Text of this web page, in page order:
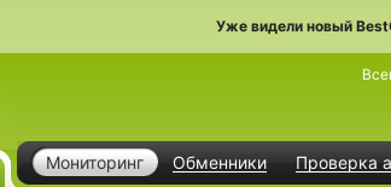
Уже видели новый
Мониторинг Обменники Проверка